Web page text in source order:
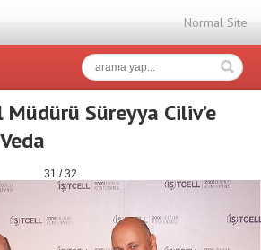
Normal Site
Süreyya Ciliv’e
31 / 32